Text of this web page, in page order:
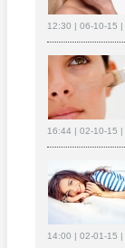
12:30 | 06-10-15 |
16:44 | 02-10-15 |
14:00 | 02-01-15 |